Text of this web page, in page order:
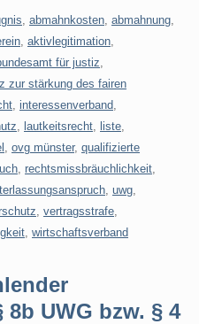
abmahnkosten abmahnung
aktivlegitimation
für justiz
zur stärkung des fairen
interessenverband
lautkeitsrecht liste
ovg münster, qualifizierte
rechtsmissbräuchlichkeit
uwg
vertragsstrafe
wirtschaftsverband
UWG bzw. § 4